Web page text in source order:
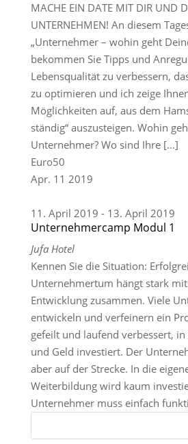
MACHE EIN DATE MIT DIR UND
UNTERNEHMEN! An diesem
„Unternehmer – wohin geht
bekommen Sie Tipps und
Lebensqualität zu verbessern,
zu optimieren und ich zeige
Möglichkeiten auf, aus dem
ständig“ auszusteigen. Wohin
Unternehmer? Wo sind Ihre […]
Euro50
Apr. 11 2019
11. April 2019 - 13. April 2019
Unternehmercamp Modul 1
Jufa Hotel
Kennen Sie die Situation:
Unternehmertum hängt stark
Entwicklung zusammen. Viele
entwickeln und verfeinern ein
gefeilt und laufend verbessert,
und Geld investiert. Der
aber auf der Strecke. In die
Weiterbildung wird kaum
Unternehmer muss einfach